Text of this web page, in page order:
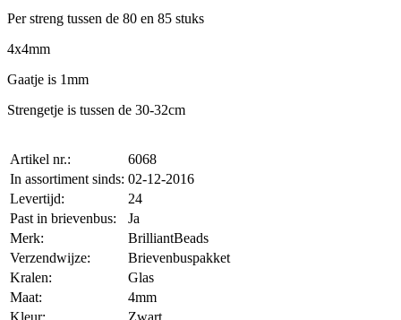
Per streng tussen de 80 en 85 stuks
4x4mm
Gaatje is 1mm
Strengetje is tussen de 30-32cm
Artikel nr.:
6068
In assortiment sinds: 02-12-2016
Levertijd:
24
Past in brievenbus:
Ja
Merk:
BrilliantBeads
Verzendwijze:
Brievenbuspakket
Kralen:
Glas
Maat:
4mm
Kleur:
Zwart